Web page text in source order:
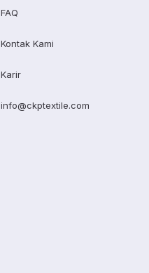
FAQ
Kontak Kami
Karir
info@ckptextile.com